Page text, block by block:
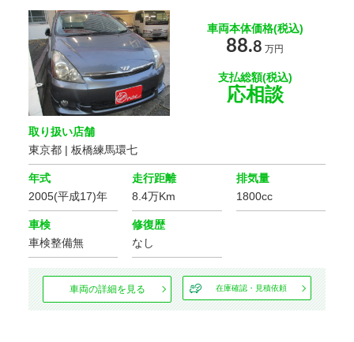
スライドドア
エンジン種別
乗車定員
オーディオ関連
車両本体価格(税込)
88.8 万円
支払総額(税込)
応相談
取り扱い店舗
東京都 | 板橋練馬環七
年式
2005(平成17)年
走行距離
8.4万Km
排気量
1800cc
車検
車検整備無
修復歴
なし
車両の詳細を見る 在庫確認・見積依頼